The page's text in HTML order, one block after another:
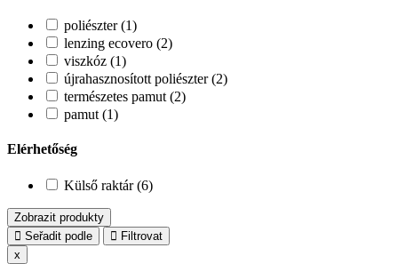
poliészter (1)
lenzing ecovero (2)
viszkóz (1)
újrahasznosított poliészter (2)
természetes pamut (2)
pamut (1)
Elérhetőség
Külső raktár (6)
Zobrazit produkty
Seřadit podle
Filtrovat
x